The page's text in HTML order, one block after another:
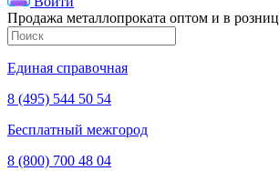
Продажа металлопроката оптом и в
Единая справочная
8 (495) 544 50 54
Бесплатный межгород
8 (800) 700 48 04